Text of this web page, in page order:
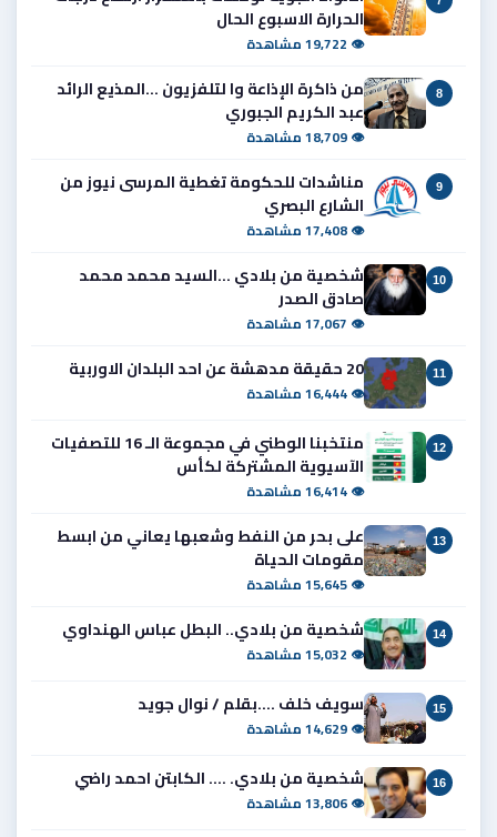
الحرارة الاسبوع الحال
👁 19,722 مشاهدة
8
من ذاكرة الإذاعة وا لتلفزيون ...المذيع الرائد
عبد الكريم الجبوري
👁 18,709 مشاهدة
9
مناشدات للحكومة تغطية المرسى نيوز من
الشارع البصري
👁 17,408 مشاهدة
10
شخصية من بلادي ...السيد محمد محمد
صادق الصدر
👁 17,067 مشاهدة
11 20 حقيقة مدهشة عن احد البلدان الاوربية
👁 16,444 مشاهدة
12
منتخبنا الوطني في مجموعة الـ 16 للتصفيات
الآسيوية المشتركة لكأس
👁 16,414 مشاهدة
13
على بحر من النفط وشعبها يعاني من ابسط
مقومات الحياة
👁 15,645 مشاهدة
14 شخصية من بلادي.. البطل عباس الهنداوي
👁 15,032 مشاهدة
15 سويف خلف ....بقلم / نوال جويد
👁 14,629 مشاهدة
16 شخصية من بلادي. .... الكابتن احمد راضي
👁 13,806 مشاهدة